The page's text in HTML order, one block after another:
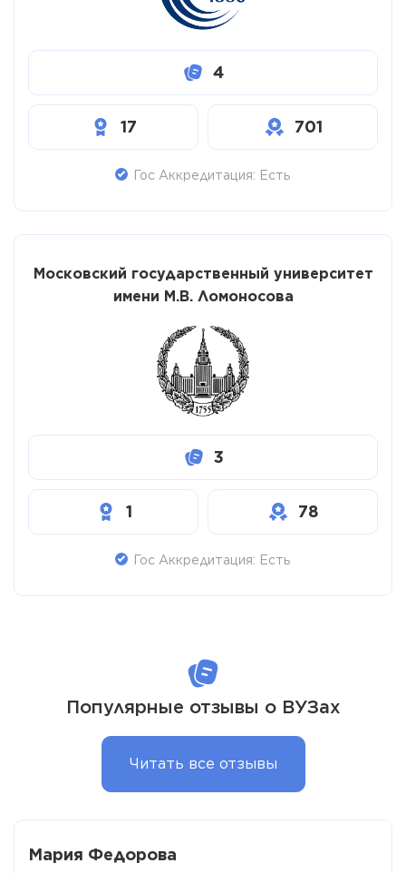
4
17 701
Гос Аккредитация: Есть
Московский государственный университет
имени М.В. Ломоносова
3
1 78
Гос Аккредитация: Есть
Популярные отзывы о ВУЗах
Читать все отзывы
Мария Федорова